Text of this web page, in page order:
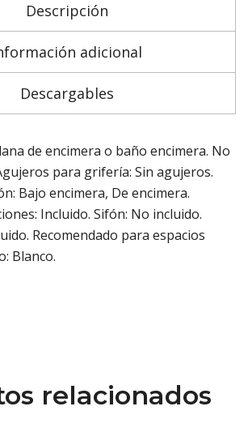
Descripción
adicional
Descargables
de encimera o baño encimera. No
para grifería: Sin agujeros.
Bajo encimera, De encimera.
Incluido. Sifón: No incluido.
Recomendado para espacios
Blanco.
relacionados